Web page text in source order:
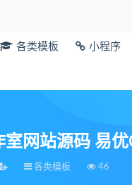
各类模板 小程序
网站源码 易优
各类模板 46